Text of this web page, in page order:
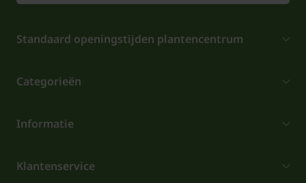
Standaard openingstijden plantencentrum
Categorieën
Informatie
Klantenservice